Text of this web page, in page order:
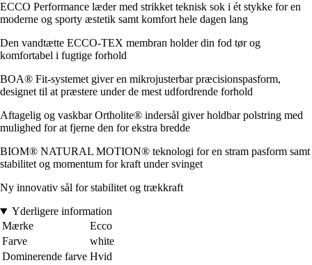
ECCO Performance læder med strikket teknisk sok i ét stykke for en
moderne og sporty æstetik samt komfort hele dagen lang
Den vandtætte ECCO-TEX membran holder din fod tør og
komfortabel i fugtige forhold
BOA® Fit-systemet giver en mikrojusterbar præcisionspasform,
designet til at præstere under de mest udfordrende forhold
Aftagelig og vaskbar Ortholite® indersål giver holdbar polstring med
mulighed for at fjerne den for ekstra bredde
BIOM® NATURAL MOTION® teknologi for en stram pasform samt
stabilitet og momentum for kraft under svinget
Ny innovativ sål for stabilitet og trækkraft
Yderligere information
Mærke
Ecco
Farve
white
Dominerende farve Hvid